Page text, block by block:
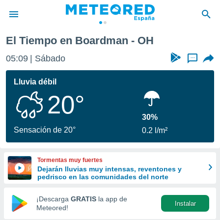
de
por
se
calidad.
a este
las
y
forma
digital
basada
El Tiempo en Boardman - OH
05:09 Sábado ...
Lluvia débil
20°
Sensación de 20°
30%
0.2 l/m²
Tormentas muy fuertes
Dejarán lluvias muy intensas, reventones y
pedrisco en las comunidades del norte
¡Descarga GRATIS la app de
Meteored!
Instalar